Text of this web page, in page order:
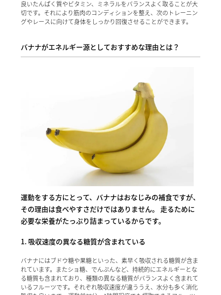
良いたんぱく質やビタミン、ミネラルをバランスよく取ることが大
切です。それにより筋肉のコンディションを整え、次のトレーニン
グやレースに向けて身体をしっかり回復させることができます。
バナナがエネルギー源としておすすめな理由とは？
運動をする方にとって、バナナはおなじみの補食ですが、
その理由は食べやすさだけではありません。 走るために
必要な栄養がたっぷり詰まっているからです。
1. 吸収速度の異なる糖質が含まれている
バナナにはブドウ糖や果糖といった、素早く吸収される糖質が含ま
れています。またショ糖、でんぷんなど、持続的にエネルギーとな
る糖質も含まれており、種類の異なる糖質がバランスよく含まれて
いるフルーツです。それぞれ吸収速度が違ううえ、水分も多く消化